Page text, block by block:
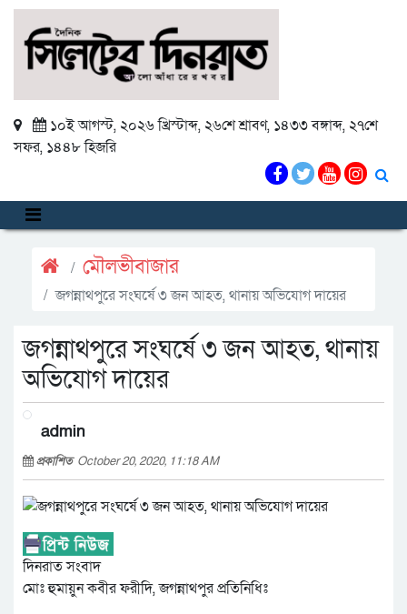
১০ই আগস্ট, ২০২৬ খ্রিস্টাব্দ, ২৬শে শ্রাবণ, ১৪৩৩ বঙ্গাব্দ, ২৭শে
সফর, ১৪৪৮ হিজরি
মৌলভীবাজার
জগন্নাথপুরে সংঘর্ষে ৩ জন আহত, থানায় অভিযোগ দায়ের
জগন্নাথপুরে সংঘর্ষে ৩ জন আহত, থানায়
অভিযোগ দায়ের
admin
প্রকাশিত October 20, 2020, 11:18 AM
দিনরাত সংবাদ
মোঃ হুমায়ুন কবীর ফরীদি, জগন্নাথপুর প্রতিনিধিঃ